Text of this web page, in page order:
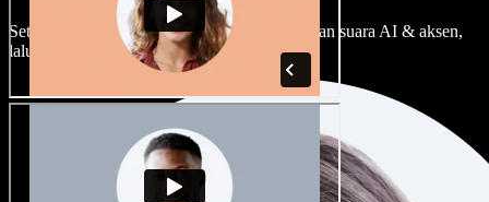
Setiap proyek bisa terdengar beda. Pilih ratusan suara AI & aksen,
lalu sesuaikan sesuka Anda.